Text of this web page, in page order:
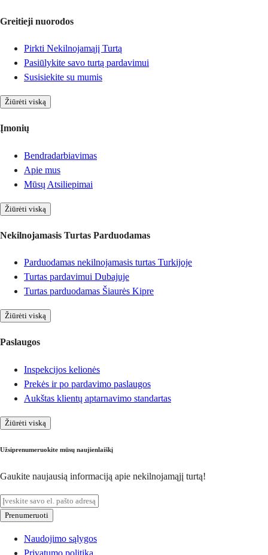
Greitieji nuorodos
Pirkti Nekilnojamąjį Turtą
Pasiūlykite savo turtą pardavimui
Susisiekite su mumis
Žiūrėti viską
Įmonių
Bendradarbiavimas
Apie mus
Mūsų Atsiliepimai
Žiūrėti viską
Nekilnojamasis Turtas Parduodamas
Parduodamas nekilnojamasis turtas Turkijoje
Turtas pardavimui Dubajuje
Turtas parduodamas Šiaurės Kipre
Žiūrėti viską
Paslaugos
Inspekcijos kelionės
Prekės ir po pardavimo paslaugos
Aukštas klientų aptarnavimo standartas
Žiūrėti viską
Užsiprenumeruokite mūsų naujienlaiškį
Gaukite naujausią informaciją apie nekilnojamąjį turtą!
Prenumeruoti
Naudojimo sąlygos
Privatumo politika